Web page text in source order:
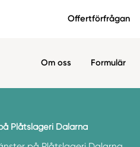
Offertförfrågan
Om oss Formulär
Plåtslageri Dalarna